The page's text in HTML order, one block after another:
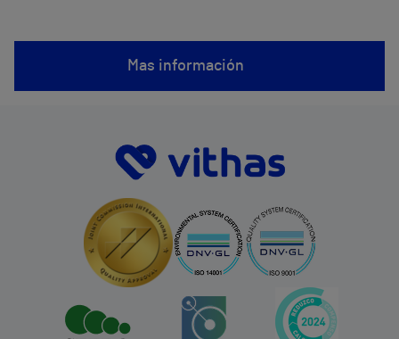
Mas información